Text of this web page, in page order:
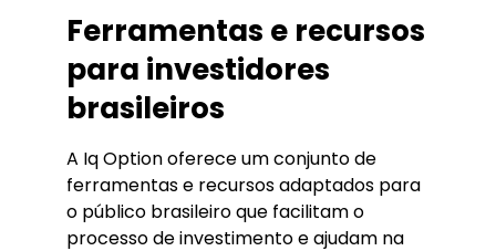
Ferramentas e recursos
para investidores
brasileiros
A Iq Option oferece um conjunto de
ferramentas e recursos adaptados para
o público brasileiro que facilitam o
processo de investimento e ajudam na